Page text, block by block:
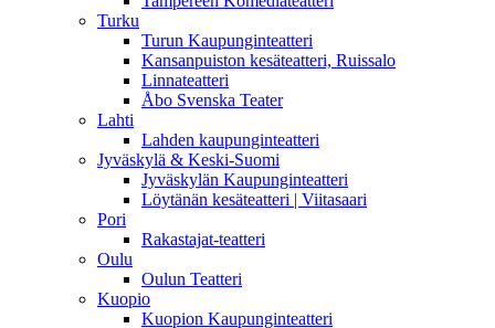
Turku
Turun Kaupunginteatteri
Kansanpuiston kesäteatteri, Ruissalo
Linnateatteri
Åbo Svenska Teater
Lahti
Lahden kaupunginteatteri
Jyväskylä & Keski-Suomi
Jyväskylän Kaupunginteatteri
Löytänän kesäteatteri | Viitasaari
Pori
Rakastajat-teatteri
Oulu
Oulun Teatteri
Kuopio
Kuopion Kaupunginteatteri